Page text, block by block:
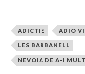
ADICTIE ADIO
LES BARBANELL
NEVOIA DE A-I